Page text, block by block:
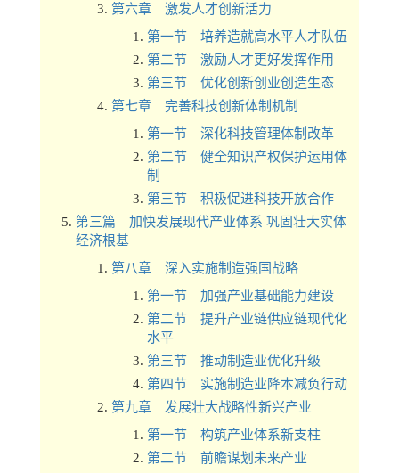
第六章 激发人才创新活力
第一节 培养造就高水平人才队伍
第二节 激励人才更好发挥作用
第三节 优化创新创业创造生态
第七章 完善科技创新体制机制
第一节 深化科技管理体制改革
第二节 健全知识产权保护运用体
制
第三节 积极促进科技开放合作
第三篇 加快发展现代产业体系 巩固壮大实体
经济根基
第八章 深入实施制造强国战略
第一节 加强产业基础能力建设
第二节 提升产业链供应链现代化
水平
第三节 推动制造业优化升级
第四节 实施制造业降本减负行动
第九章 发展壮大战略性新兴产业
第一节 构筑产业体系新支柱
第二节 前瞻谋划未来产业